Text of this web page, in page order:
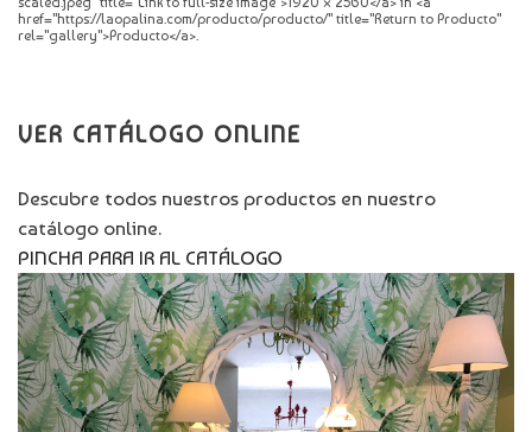
href="https://laopalina.com/producto/producto/" title="Return to Producto"
rel="gallery">Producto</a>.
VER CATÁLOGO ONLINE
Descubre todos nuestros productos en nuestro
catálogo online.
PINCHA PARA IR AL CATÁLOGO